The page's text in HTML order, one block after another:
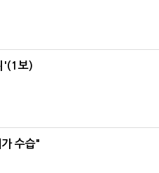
'(1보)
수습"